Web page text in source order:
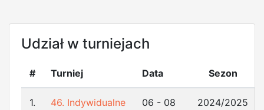
Udział w turniejach
# Turniej Data Sezon
1.
46. Indywidualne
06 - 08
2024/2025